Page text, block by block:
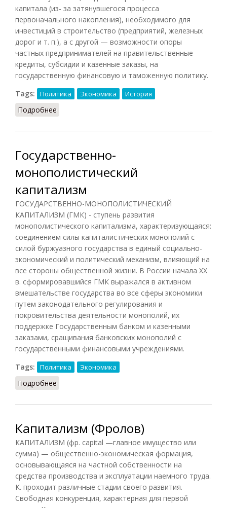
капитала (из- за затянувшегося процесса
первоначального накопления), необходимого для
инвестиций в строительство (предприятий, железных
дорог и т. п.), а с другой — возможности опоры
частных предпринимателей на правительственные
кредиты, субсидии и казенные заказы, на
государственную финансовую и таможенную политику.
Tags:
Политика Экономика История
Подробнее
Государственно-
монополистический
капитализм
ГОСУДАРСТВЕННО-МОНОПОЛИСТИЧЕСКИЙ
КАПИТАЛИЗМ (ГМК) - ступень развития
монополистического капитализма, характеризующаяся:
соединением силы капиталистических монополий с
силой буржуазного государства в единый социально-
экономический и политический механизм, влияющий на
все стороны общественной жизни. В России начала XX
в. сформировавшийся ГМК выражался в активном
вмешательстве государства во все сферы экономики
путем законодательного регулирования и
покровительства деятельности монополий, их
поддержке Государственным банком и казенными
заказами, сращивания банковских монополий с
государственными финансовыми учреждениями.
Tags:
Политика Экономика
Подробнее
Капитализм (Фролов)
КАПИТАЛИЗМ (фр. capital —главное имущество или
сумма) — общественно-экономическая формация,
основывающаяся на частной собственности на
средства производства и эксплуатации наемного труда.
К. проходит различные стадии своего развития.
Свободная конкуренция, характерная для первой